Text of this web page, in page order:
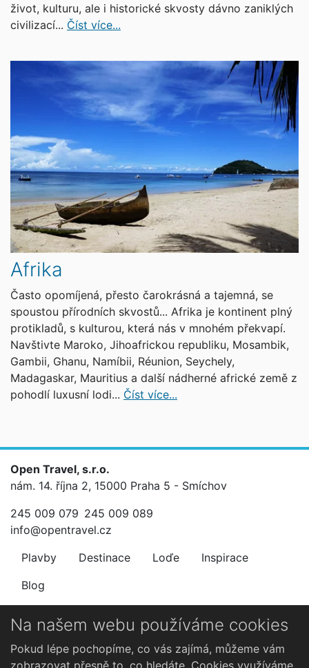
život, kulturu, ale i historické skvosty dávno zaniklých
civilizací... Číst více...
Afrika
Často opomíjená, přesto čarokrásná a tajemná, se
spoustou přírodních skvostů... Afrika je kontinent plný
protikladů, s kulturou, která nás v mnohém překvapí.
Navštivte Maroko, Jihoafrickou republiku, Mosambik,
Gambii, Ghanu, Namíbii, Réunion, Seychely,
Madagaskar, Mauritius a další nádherné africké země z
pohodlí luxusní lodi... Číst více...
Open Travel, s.r.o.
nám. 14. října 2, 15000 Praha 5 - Smíchov
245 009 079 245 009 089
info@opentravel.cz
Plavby
Destinace Loďe
Inspirace
Blog
Newsletter
Nenechte si ujít výhodné nabídky.
Na našem webu používáme cookies
Pokud lépe pochopíme, co vás zajímá, můžeme vám
zobrazovat přesně to, co hledáte. Cookies využíváme